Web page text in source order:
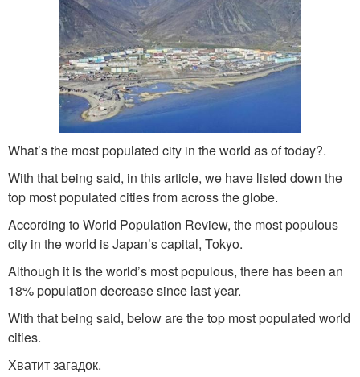
What’s the most populated city in the world as of today?.
With that being said, in this article, we have listed down the
top most populated cities from across the globe.
According to World Population Review, the most populous
city in the world is Japan’s capital, Tokyo.
Although it is the world’s most populous, there has been an
18% population decrease since last year.
With that being said, below are the top most populated world
cities.
Хватит загадок.